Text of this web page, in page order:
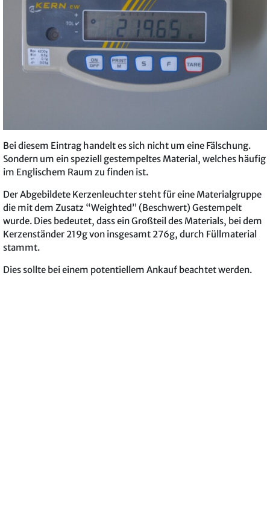
Bei diesem Eintrag handelt es sich nicht um eine Fälschung.
Sondern um ein speziell gestempeltes Material, welches häufig
im Englischem Raum zu finden ist.
Der Abgebildete Kerzenleuchter steht für eine Materialgruppe
die mit dem Zusatz “Weighted” (Beschwert) Gestempelt
wurde. Dies bedeutet, dass ein Großteil des Materials, bei dem
Kerzenständer 219g von insgesamt 276g, durch Füllmaterial
stammt.
Dies sollte bei einem potentiellem Ankauf beachtet werden.